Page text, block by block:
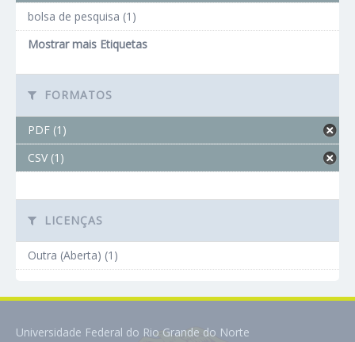
bolsa de pesquisa (1)
Mostrar mais Etiquetas
FORMATOS
PDF (1)
CSV (1)
LICENÇAS
Outra (Aberta) (1)
Universidade Federal do Rio Grande do Norte